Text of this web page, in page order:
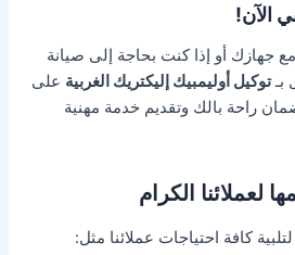
الآن!
جهازك أو إذا كنت بحاجة إلى صيانة
بـتوكيل أوليمبيك إليكتريك الغربية على
راحة بالك وتقديم خدمة مهنية
لعملائنا الكرام
كافة احتياجات عملائنا مثل: